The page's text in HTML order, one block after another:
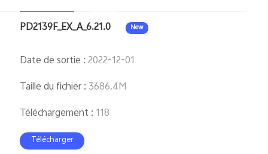
PD2139F_EX_A_6.21.0 New
Date de sortie :2022-12-01
Taille du fichier: 3686.4M
Téléchargement: 118
Télécharger